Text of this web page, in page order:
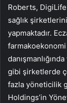
Roberts,
sağlık
yapmaktadır.
gibi şirketlerde
fazla yöneticilik
Holdings’in